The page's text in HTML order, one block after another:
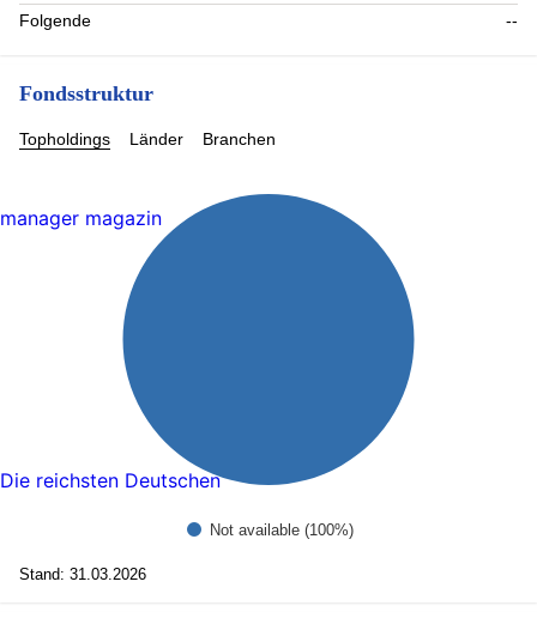
Folgende
--
Fondsstruktur
Topholdings Länder Branchen
Not available (100%)
Stand: 31.03.2026
manager magazin
Die reichsten Deutschen